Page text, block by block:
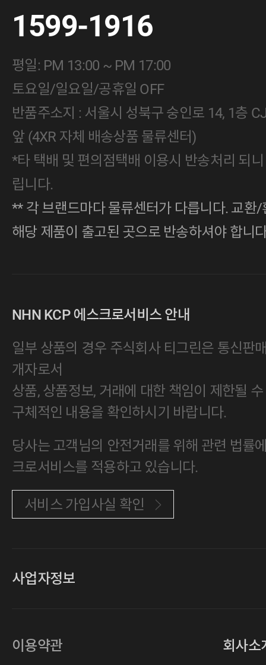
1599-1916
평일: PM 13:00 ~ PM 17:00
토요일/일요일/공휴일 OFF
반품주소지 : 서울시 성북구 숭인로 14, 1층
앞 (4XR 자체 배송상품 물류센터)
*타 택배 및 편의점택배 이용시 반송처리 되
립니다.
** 각 브랜드마다 물류센터가 다릅니다. 교환
해당 제품이 출고된 곳으로 반송하셔야 합니
NHN KCP 에스크로서비스 안내
일부 상품의 경우 주식회사 티그린은 통신판
개자로서
상품, 상품정보, 거래에 대한 책임이 제한될
구체적인 내용을 확인하시기 바랍니다.
당사는 고객님의 안전거래를 위해 관련 법률
크로서비스를 적용하고 있습니다.
서비스 가입사실 확인
사업자정보
사업자등록번호
이용약관 회사소